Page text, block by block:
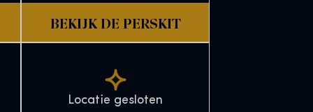
BEKIJK DE PERSKIT
Locatie gesloten